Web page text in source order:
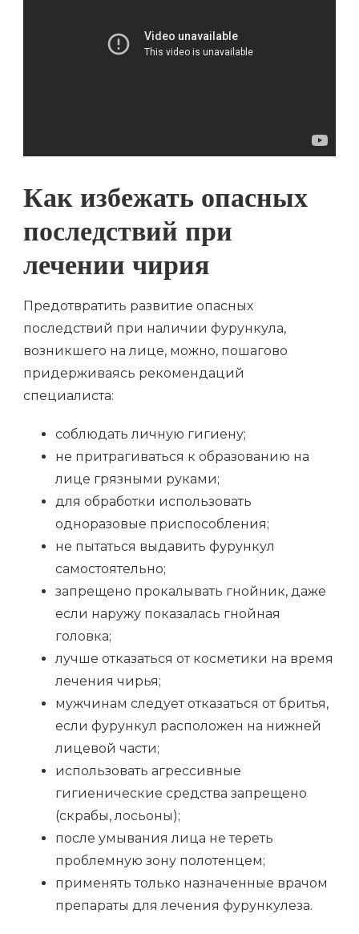
Как избежать опасных
последствий при
лечении чирия
Предотвратить развитие опасных
последствий при наличии фурункула,
возникшего на лице, можно, пошагово
придерживаясь рекомендаций
специалиста:
соблюдать личную гигиену;
не притрагиваться к образованию на
лице грязными руками;
для обработки использовать
одноразовые приспособления;
не пытаться выдавить фурункул
самостоятельно;
запрещено прокалывать гнойник, даже
если наружу показалась гнойная
головка;
лучше отказаться от косметики на время
лечения чирья;
мужчинам следует отказаться от бритья,
если фурункул расположен на нижней
лицевой части;
использовать агрессивные
гигиенические средства запрещено
(скрабы, лосьоны);
после умывания лица не тереть
проблемную зону полотенцем;
применять только назначенные врачом
препараты для лечения фурункулеза.